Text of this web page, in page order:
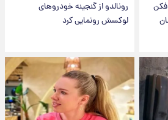
رونالدو از گنجینه خودروهای
لوکسش رونمایی کرد